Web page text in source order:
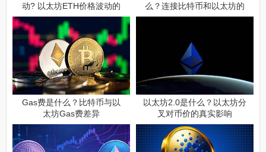
动? 以太坊ETH价格波动的
原因是什么?
么？连接比特币和以太坊的
无缝通道
Gas费是什么？比特币与以
太坊Gas费差异
以太坊2.0是什么？以太坊分
叉对币价的真实影响